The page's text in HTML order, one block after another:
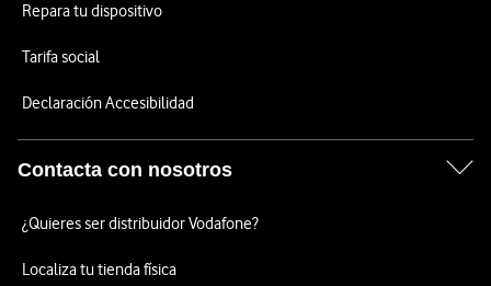
Repara tu dispositivo
Tarifa social
Declaración Accesibilidad
Contacta con nosotros
¿Quieres ser distribuidor Vodafone?
Localiza tu tienda física